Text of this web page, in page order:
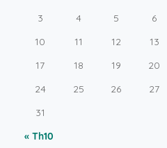
« Th10
3
4 5 6
10
11 12 13
17
18 19 20
24
25 26 27
31